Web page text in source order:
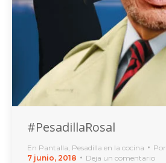
#PesadillaRosal
En Pantalla Pesadilla en la cocina Por
7 junio, 2018
Deja un comentario